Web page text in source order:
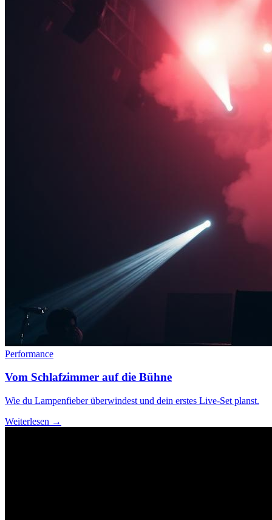
Performance
Vom Schlafzimmer auf die Bühne
Wie du Lampenfieber überwindest und dein erstes Live-Set planst.
Weiterlesen →